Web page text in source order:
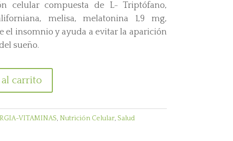
celular compuesta de L- Triptófano,
melisa, melatonina 1,9 mg,
el insomnio y ayuda a evitar la aparición
sueño.
carrito
VITAMINAS, Nutrición Celular, Salud